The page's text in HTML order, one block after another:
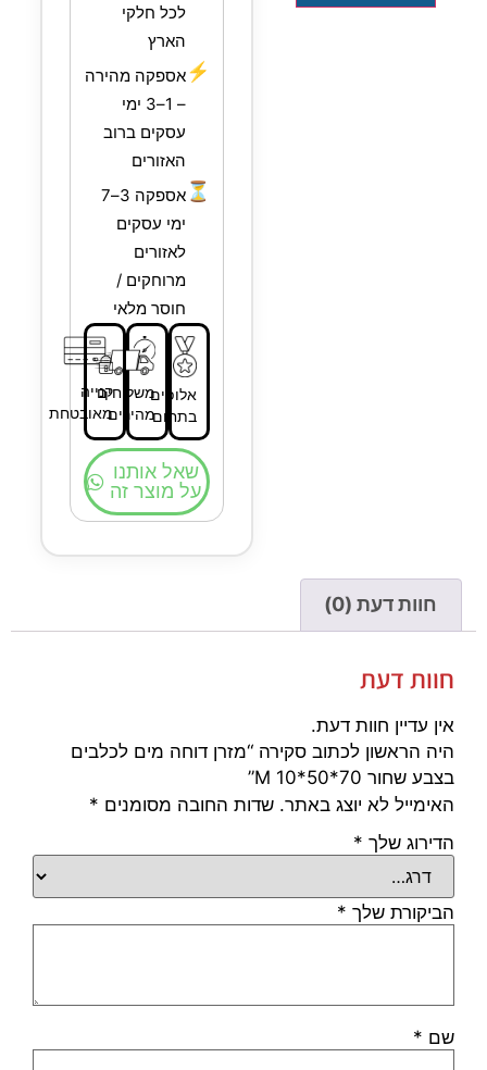
לכל חלקי
הארץ
⚡אספקה מהירה
– 1–3 ימי
עסקים ברוב
האזורים
⏳
אספקה 3–7
ימי עסקים
לאזורים
מרוחקים /
חוסר מלאי
אלופים
בתחום
משלוחים
מהירים
קנייה
מאובטחת
שאל אותנו
על מוצר זה
חוות דעת (0)
חוות דעת
אין עדיין חוות דעת.
היה הראשון לכתוב סקירה “מזרן דוחה מים לכלבים
בצבע שחור 70*50*10 M”
האימייל לא יוצג באתר. שדות החובה מסומנים *
הדירוג שלך *
הביקורת שלך *
שם *